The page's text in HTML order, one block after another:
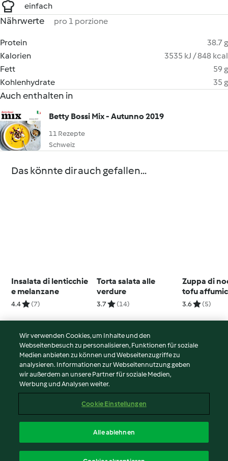
einfach
Nährwerte pro 1 porzione
Protein
38.7 g
Kalorien
3535 kJ / 848 kcal
Fett
59 g
Kohlenhydrate
35 g
Auch enthalten in
Betty Bossi Mix - Autunno 2019
11 Rezepte
Schweiz
Das könnte dir auch gefallen...
Insalata di lenticchie
e melanzane
4.4 (7)
Torta salata alle
verdure
3.7 (14)
Zuppa di
tofu
spinaci e
3.6 (5)
© Copyright 2026
Nutzungsbedingungen
Datenschutzrichtlinien
Impressum
Inhalt melden
Wir verwenden Cookies, um Inhalte und den
Webseitenbesuch zu personalisieren, Funktionen für soziale
Medien anbieten zu können und Webseitenzugriffe zu
analysieren. Informationen zur Webseitennutzung geben
wir außerdem an unsere Partner für soziale Medien,
Werbung und Analysen weiter.
Cookie Einstellungen
Alle ablehnen